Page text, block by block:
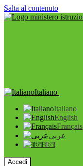
Salta al contenuto
Italiano
Italiano
English
Français
عربى
বাংলা
Accedi